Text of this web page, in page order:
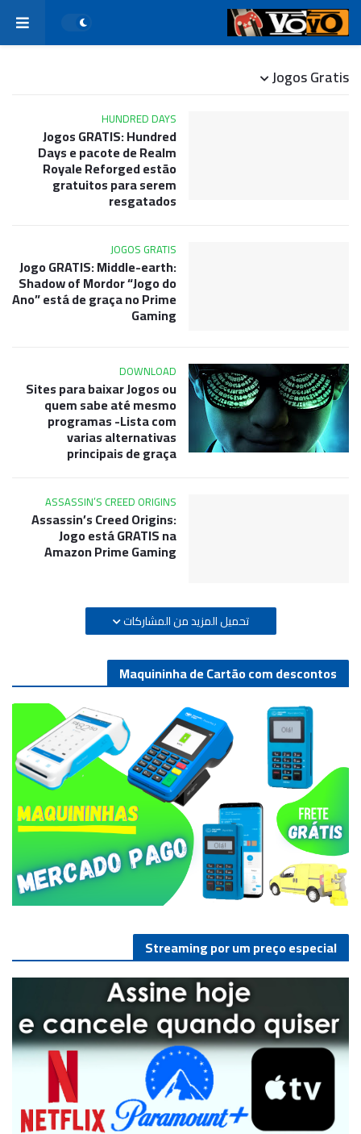
Jogos Gratis
HUNDRED DAYS
Jogos GRATIS: Hundred
Days e pacote de Realm
Royale Reforged estão
gratuitos para serem
resgatados
JOGOS GRATIS
Jogo GRATIS: Middle-earth:
Shadow of Mordor “Jogo do
Ano” está de graça no Prime
Gaming
DOWNLOAD
Sites para baixar Jogos ou
quem sabe até mesmo
programas -Lista com
varias alternativas
principais de graça
ASSASSIN’S CREED ORIGINS
Assassin’s Creed Origins:
Jogo está GRATIS na
Amazon Prime Gaming
تحميل المزيد من المشاركات
Maquininha de Cartão com descontos
Streaming por um preço especial